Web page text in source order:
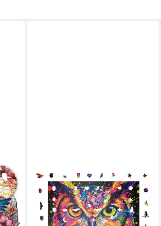
Puzzle Bunte Eule Holzpuzzle
(2D), 1000 Puzzleteile
59,90 €
lieferbar - in 3-4 Werktagen bei dir